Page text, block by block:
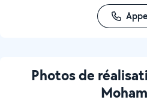
Photos de